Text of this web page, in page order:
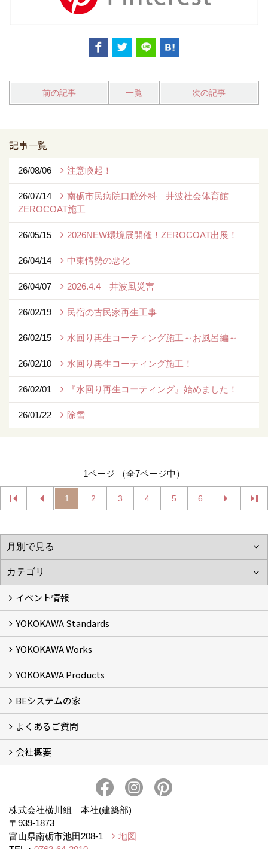
前の記事 一覧 次の記事
記事一覧
26/08/06 注意喚起！
26/07/14
南砺市民病院口腔外科 井波社会体育館
ZEROCOAT施工
26/05/15 2026NEW環境展開催！ZEROCOAT出展！
26/04/14 中東情勢の悪化
26/04/07 2026.4.4 井波風災害
26/02/19 民宿の古民家再生工事
26/02/15 水回り再生コーティング施工～お風呂編～
26/02/10 水回り再生コーティング施工！
26/02/01 『水回り再生コーティング』始めました！
26/01/22 除雪
1ページ （全7ページ中）
1 2 3 4 5 6
イベント情報
イベント予告
イベント報告
YOKOKAWA Standards
基本理念 (2)
横川組の家造り
正しい耐震・制震の家
正しい断熱の家
S-grade
SS-grade
YOKOKAWA Works
フォトギャラリー
リフォーム専門部
新築・増築専門部
現場レポート
完工事例
お客様の声
横川組歩道除雪隊
『五本線』応援ページ！
YOKOKAWA Products
窓ガラス遮熱・UVカット塗料【ゼロコート】
水回り再生コーティング【アクアリフレッシュ】
米杉羽目板【やすらぎ】
BEシステムの家
BEシステムの家 実績
BEシステムの家 概要
BEシステムの家 体感会レポート
ハウスオブザ高断熱受賞
よくあるご質問
BEシステムについて
家造りの流れ
会社概要
プライバシー・ポリシー
本社井口移転のお知らせ
株式会社横川組 本社(建築部)
〒939-1873
富山県南砺市池田208-1
地図